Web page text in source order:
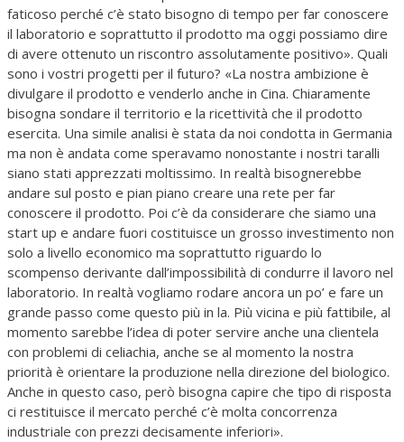
faticoso perché c’è stato bisogno di tempo per far conoscere
il laboratorio e soprattutto il prodotto ma oggi possiamo dire
di avere ottenuto un riscontro assolutamente positivo». Quali
sono i vostri progetti per il futuro? «La nostra ambizione è
divulgare il prodotto e venderlo anche in Cina. Chiaramente
bisogna sondare il territorio e la ricettività che il prodotto
esercita. Una simile analisi è stata da noi condotta in Germania
ma non è andata come speravamo nonostante i nostri taralli
siano stati apprezzati moltissimo. In realtà bisognerebbe
andare sul posto e pian piano creare una rete per far
conoscere il prodotto. Poi c’è da considerare che siamo una
start up e andare fuori costituisce un grosso investimento non
solo a livello economico ma soprattutto riguardo lo
scompenso derivante dall’impossibilità di condurre il lavoro nel
laboratorio. In realtà vogliamo rodare ancora un po’ e fare un
grande passo come questo più in la. Più vicina e più fattibile, al
momento sarebbe l’idea di poter servire anche una clientela
con problemi di celiachia, anche se al momento la nostra
priorità è orientare la produzione nella direzione del biologico.
Anche in questo caso, però bisogna capire che tipo di risposta
ci restituisce il mercato perché c’è molta concorrenza
industriale con prezzi decisamente inferiori».